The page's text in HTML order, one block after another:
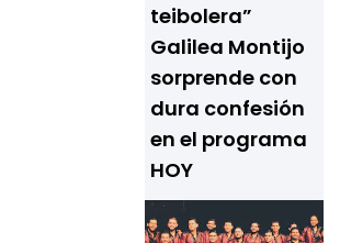
teibolera”
Galilea Montijo
sorprende con
dura confesión
en el programa
HOY